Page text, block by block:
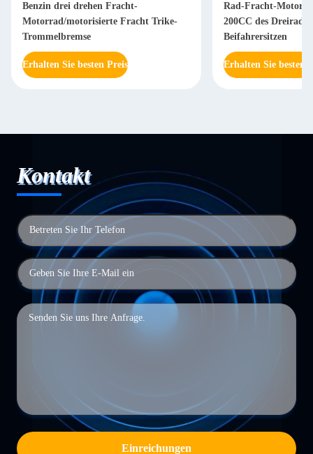
Benzin drei drehen Fracht-
Motorrad/motorisierte Fracht Trike-
Trommelbremse
Erhalten Sie besten Preis
Rad-Fracht-
200CC des
Beifahrersitzen
Erhalten Sie besten
Kontakt
Einreichungen